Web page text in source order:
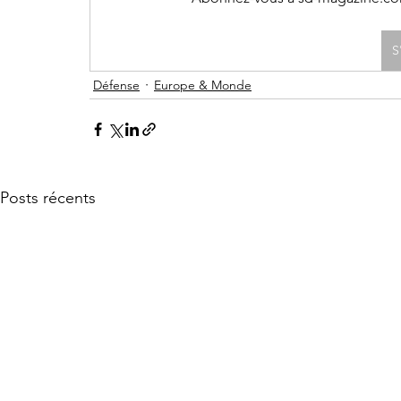
Défense Europe & Monde
Posts récents